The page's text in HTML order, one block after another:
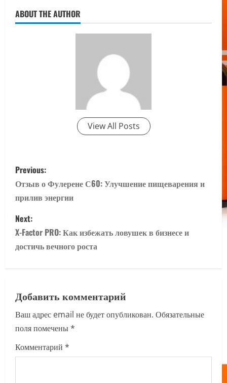
ABOUT THE AUTHOR
View All Posts
P
o
s
t
n
v
i
g
a
Previous:
Отзыв о Фулерене С60: Улучшение пищеварения и
прилив энергии
Next:
X-Factor PRO: Как избежать ловушек в бизнесе и
достичь вечного роста
Добавить комментарий
Ваш адрес email не будет опубликован. Обязательные
поля помечены*
Комментарий *